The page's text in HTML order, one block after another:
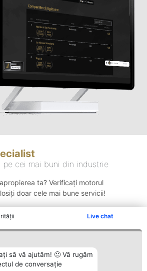
Live chat
să vă ajutăm! 🙂 Vă rugăm
de conversație
pe cei mai buni din industrie
ta? Verificați motorul
doar cele mai bune servicii!